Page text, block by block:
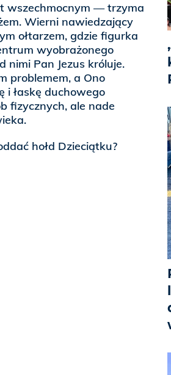
wszechmocnym — trzyma
Wierni nawiedzający
ołtarzem, gdzie figurka
wyobrażonego
nimi Pan Jezus króluje.
problemem, a Ono
i łaskę duchowego
fizycznych, ale nade
hołd Dzieciątku?